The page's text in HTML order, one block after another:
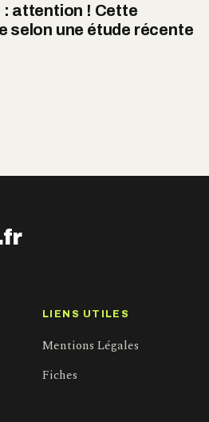
attention ! Cette
selon une étude récente
LIENS UTILES
Mentions Légales
Fiches